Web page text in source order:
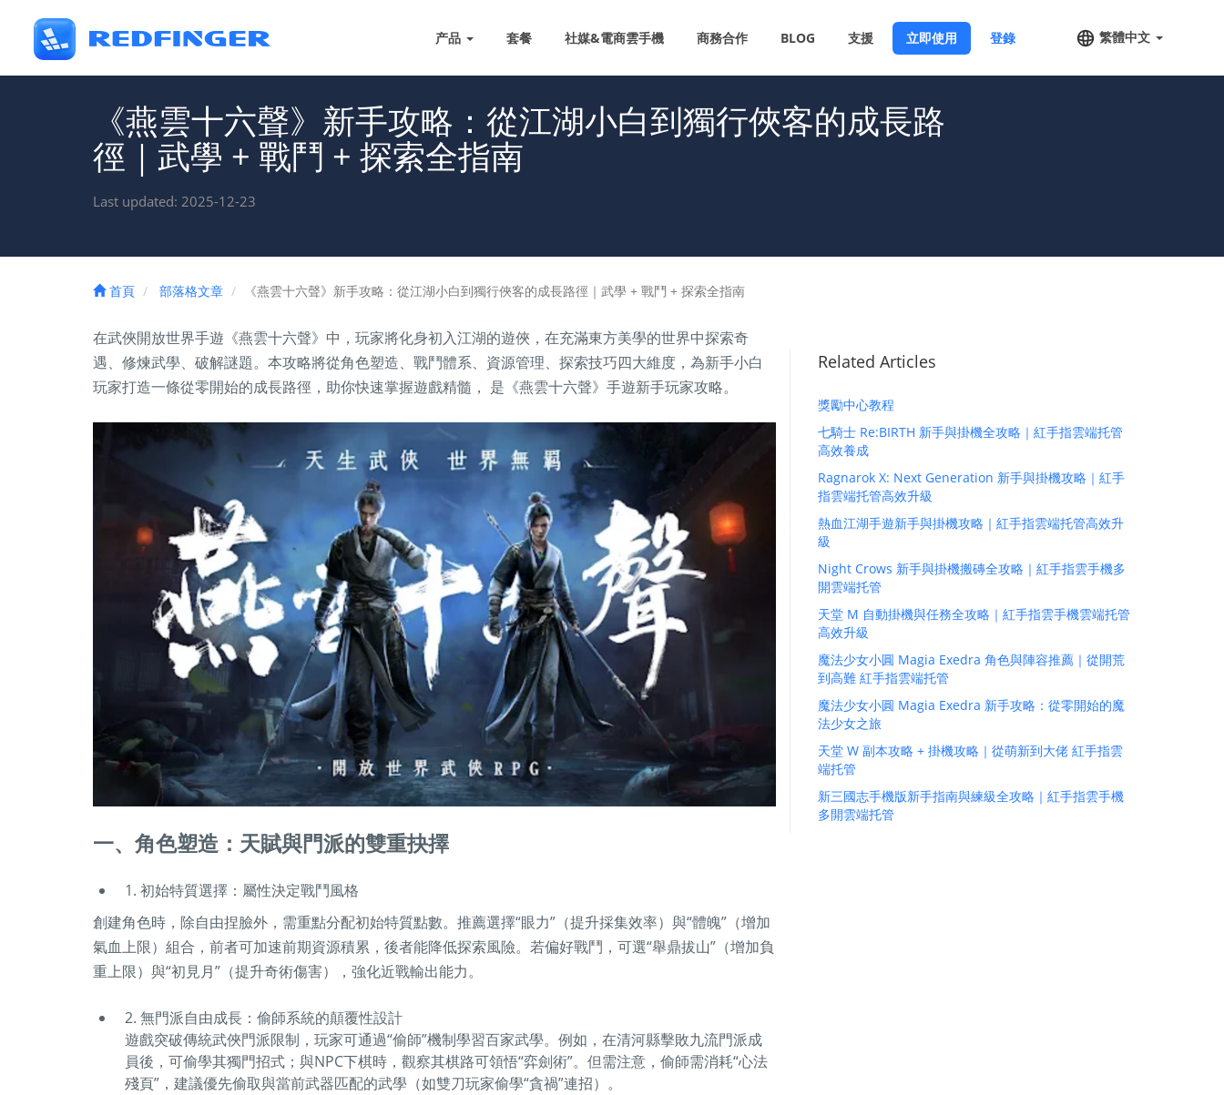
产品 套餐 社媒&電商雲手機 商務合作 BLOG 支援 立即使用 登錄 繁體中文
《燕雲十六聲》新手攻略：從江湖小白到獨行俠客的成長路
徑｜武學 + 戰鬥 + 探索全指南
Last updated: 2025-12-23
首頁 部落格文章 《燕雲十六聲》新手攻略：從江湖小白到獨行俠客的成長路徑｜武學 + 戰鬥 + 探索全指南
在武俠開放世界手遊《燕雲十六聲》中，玩家將化身初入江湖的遊俠，在充滿東方美學的世界中探索奇
遇、修煉武學、破解謎題。本攻略將從角色塑造、戰鬥體系、資源管理、探索技巧四大維度，為新手小白
玩家打造一條從零開始的成長路徑，助你快速掌握遊戲精髓， 是《燕雲十六聲》手遊新手玩家攻略。
一、角色塑造：天賦與門派的雙重抉擇
1. 初始特質選擇：屬性決定戰鬥風格
創建角色時，除自由捏臉外，需重點分配初始特質點數。推薦選擇“眼力”（提升採集效率）與“體魄”（增加
氣血上限）組合，前者可加速前期資源積累，後者能降低探索風險。若偏好戰鬥，可選“舉鼎拔山”（增加負
重上限）與“初見月”（提升奇術傷害），強化近戰輸出能力。
2. 無門派自由成長：偷師系統的顛覆性設計
遊戲突破傳統武俠門派限制，玩家可通過“偷師”機制學習百家武學。例如，在清河縣擊敗九流門派成
員後，可偷學其獨門招式；與NPC下棋時，觀察其棋路可領悟“弈劍術”。但需注意，偷師需消耗“心法
殘頁”，建議優先偷取與當前武器匹配的武學（如雙刀玩家偷學“貪禍”連招）。
Related Articles
獎勵中心教程
七騎士 Re:BIRTH 新手與掛機全攻略｜紅手指雲端托管
高效養成
Ragnarok X: Next Generation 新手與掛機攻略｜紅手
指雲端托管高效升級
熱血江湖手遊新手與掛機攻略｜紅手指雲端托管高效升
級
Night Crows 新手與掛機搬磚全攻略｜紅手指雲手機多
開雲端托管
天堂 M 自動掛機與任務全攻略｜紅手指雲手機雲端托管
高效升級
魔法少女小圓 Magia Exedra 角色與陣容推薦｜從開荒
到高難 紅手指雲端托管
魔法少女小圓 Magia Exedra 新手攻略：從零開始的魔
法少女之旅
天堂 W 副本攻略 + 掛機攻略｜從萌新到大佬 紅手指雲
端托管
新三國志手機版新手指南與練級全攻略｜紅手指雲手機
多開雲端托管